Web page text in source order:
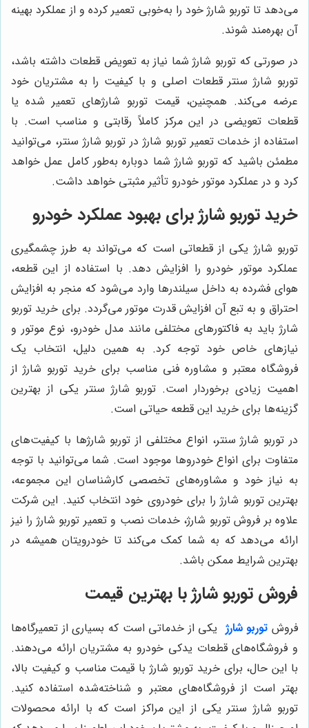
می‌دهد تا توربو شارژ خود را به‌خوبی تعمیر کرده و از عملکرد بهینه
آن بهره‌مند شوند.
در صورتی که توربو شارژ شما نیاز به تعویض قطعات داشته باشد،
توربو شارژ سنتر قطعات اصلی و با کیفیت را به مشتریان خود
عرضه می‌کند. همچنین، قیمت توربو شارژهای تعمیر شده یا
قطعات تعویضی در این مرکز کاملاً رقابتی و مناسب است. با
استفاده از خدمات تعمیر توربو شارژ در توربو شارژ سنتر، می‌توانید
مطمئن باشید که توربو شارژ شما دوباره به‌طور کامل عمل خواهد
کرد و در عملکرد موتور خودرو تأثیر مثبتی خواهد داشت.
خرید توربو شارژ برای بهبود عملکرد خودرو
توربو شارژ یکی از قطعاتی است که می‌تواند به طرز چشمگیری
عملکرد موتور خودرو را افزایش دهد. با استفاده از این قطعه،
هوای فشرده به داخل سیلندرها وارد می‌شود که منجر به افزایش
احتراق و به تبع آن افزایش قدرت موتور می‌گردد. برای خرید توربو
شارژ باید به فاکتورهای مختلفی مانند مدل خودرو، نوع موتور و
نیازهای خاص خود توجه کرد. به همین دلیل، انتخاب یک
فروشگاه معتبر و مشاوره فنی مناسب برای خرید توربو شارژ از
اهمیت زیادی برخوردار است. توربو شارژ سنتر یکی از بهترین
گزینه‌ها برای خرید این قطعه حیاتی است.
در توربو شارژ سنتر، انواع مختلفی از توربو شارژها با کیفیت‌های
متفاوت برای انواع خودروها موجود است. شما می‌توانید با توجه
به نیاز خود و مشاوره‌های تخصصی کارشناسان این مجموعه،
بهترین توربو شارژ را برای خودروی خود انتخاب کنید. این شرکت
علاوه بر فروش توربو شارژ، خدمات نصب و تعمیر توربو شارژ را نیز
ارائه می‌دهد که به شما کمک می‌کند تا خودرویتان همیشه در
بهترین شرایط ممکن باشد.
فروش توربو شارژ با بهترین قیمت
فروش توربو شارژ یکی از خدماتی است که بسیاری از تعمیرگاه‌ها
و فروشگاه‌های قطعات یدکی خودرو به مشتریان ارائه می‌دهند.
با این حال، برای خرید توربو شارژ با قیمت مناسب و کیفیت بالا،
بهتر است از فروشگاه‌های معتبر و شناخته‌شده استفاده کنید.
توربو شارژ سنتر یکی از این مراکز است که با ارائه محصولات